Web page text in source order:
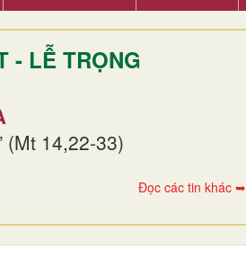
- LỄ TRỌNG
(Mt 14,22-33)
Đọc các tin khác ➥